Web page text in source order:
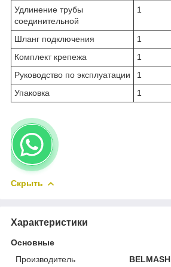
Удлинение трубы
соединительной
1
Шланг подключения
1
Комплект крепежа
1
Руководство по эксплуатации
1
Упаковка
1
Скрыть
Характеристики
Основные
Производитель
BELMASH